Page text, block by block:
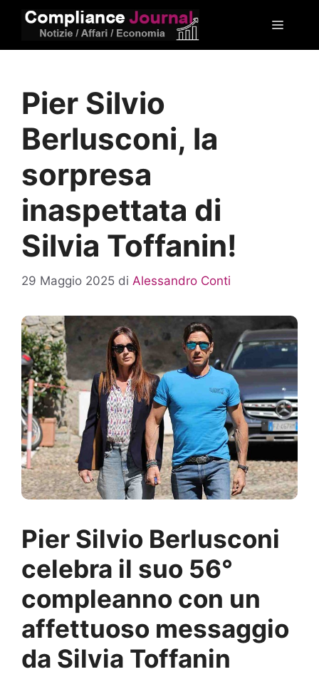
Menu
Pier Silvio
Berlusconi, la
sorpresa
inaspettata di
Silvia Toffanin!
29 Maggio 2025 di Alessandro Conti
Pier Silvio Berlusconi
celebra il suo 56°
compleanno con un
affettuoso messaggio
da Silvia Toffanin